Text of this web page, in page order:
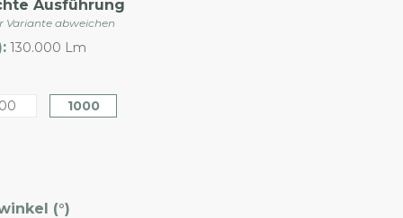
Ausführung
Variante abweichen
130.000 Lm
1000
(°)